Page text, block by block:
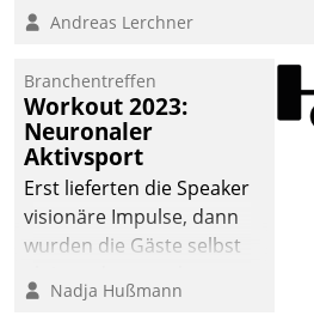
Andreas Lerchner
Branchentreffen
Workout 2023:
Neuronaler
Aktivsport
Erst lieferten die Speaker
visionäre Impulse, dann
wurden die Gäste selbst
methodisch
Nadja Hußmann